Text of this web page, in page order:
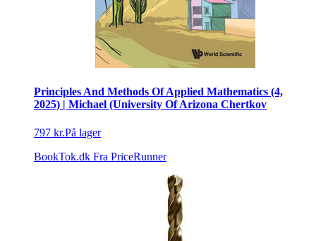
Principles And Methods Of Applied Mathematics (4,
2025) | Michael (University Of Arizona Chertkov
797 kr.På lager
BookTok.dk Fra PriceRunner